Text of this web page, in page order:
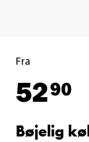
Fra
5290
Bøjelig